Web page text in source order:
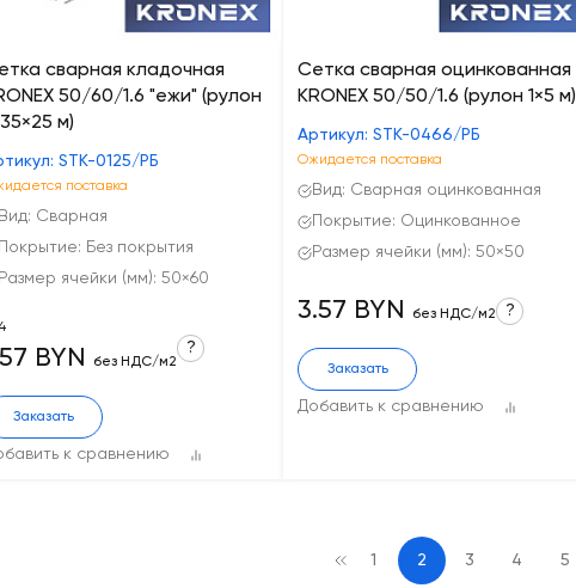
сварная кладочная
50/60/1.6 "ежи" (рулон
м)
STK-0125/РБ
поставка
Вид: Сварная
Покрытие: Без покрытия
Размер ячейки (мм): 50×60
к сравнению
BYN без НДС/м2
?
Заказать
Сетка сварная оцинкованная
KRONEX 50/50/1.6 (рулон 1×5 м)
Артикул: STK-0466/РБ
Ожидается поставка
Вид: Сварная оцинкованная
Покрытие: Оцинкованное
Размер ячейки (мм): 50×50
Добавить к сравнению
3.57 BYN без НДС/м2 ?
Заказать
1 2 3 4 5